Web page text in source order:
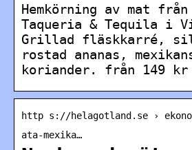
Hemkörning av mat
Taqueria & Tequila i
Grillad fläskkarré,
rostad ananas,
koriander. från 149 kr
http s://helagotland.se ›
ata-mexika…